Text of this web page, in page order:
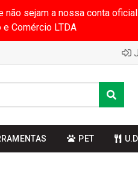
sejam a nossa conta
e Comércio LTDA
PET U.D